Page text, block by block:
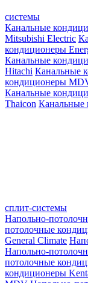
системы
Канальные
Mitsubishi Electric
кондиционеры
Канальные
Hitachi Канальные
кондиционеры
Канальные
Thaicon Канальные
сплит-системы
Напольно-
потолочные
General Climate
Напольно-
потолочные
кондиционеры